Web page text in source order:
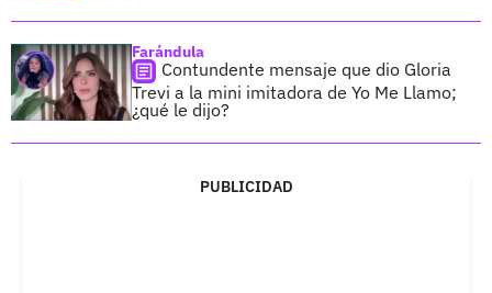
Farándula
Contundente mensaje que dio Gloria
Trevi a la mini imitadora de Yo Me Llamo;
¿qué le dijo?
PUBLICIDAD